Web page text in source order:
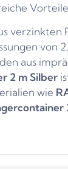
verzinkten
von
aus
2 m Silber
wie